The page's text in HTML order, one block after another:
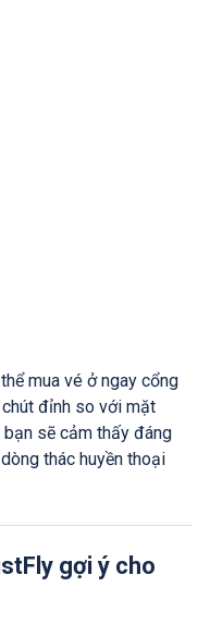
mua vé ở ngay cổng
chút đỉnh so với mặt
sẽ cảm thấy đáng
thác huyền thoại
gợi ý cho